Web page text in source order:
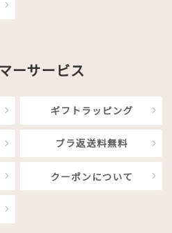
ーサービス
ギフトラッピング
ブラ返送料無料
クーポンについて